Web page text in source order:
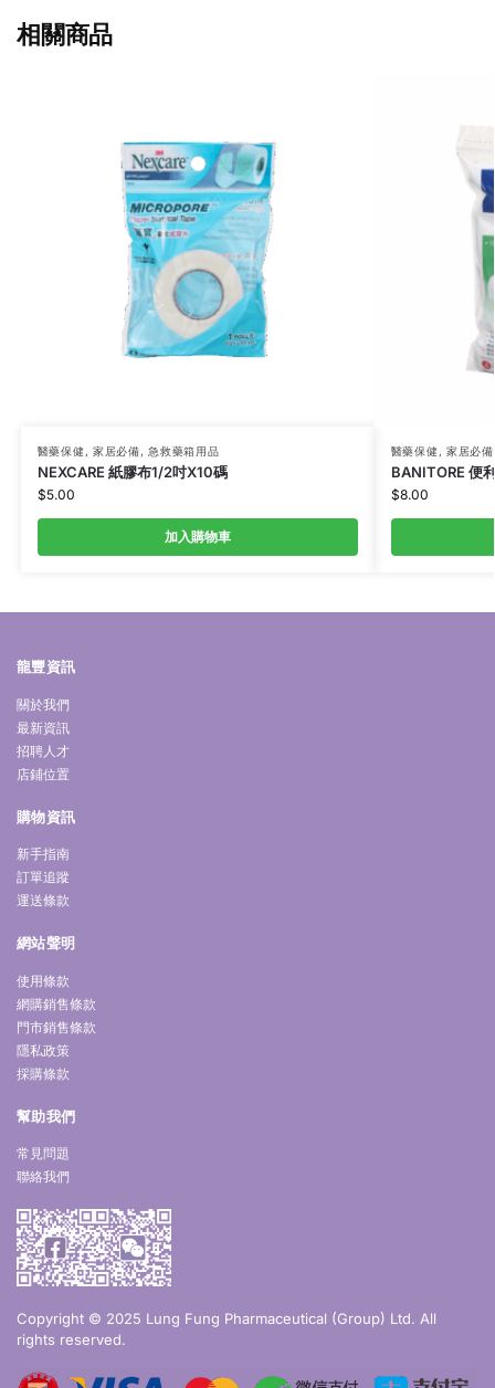
相關商品
醫藥保健, 家居必備,急救藥箱用品
NEXCARE 紙膠布1/2吋X10碼
$5.00
加入購物車
醫藥保健, 家居必備
BANITORE 便
$8.00
龍豐資訊
關於我們
最新資訊
招聘人才
店鋪位置
購物資訊
新手指南
訂單追蹤
運送條款
網站聲明
使用條款
網購銷售條款
門市銷售條款
隱私政策
採購條款
幫助我們
常見問題
聯絡我們
Copyright © 2025 Lung Fung Pharmaceutical (Group) Ltd. All
rights reserved.